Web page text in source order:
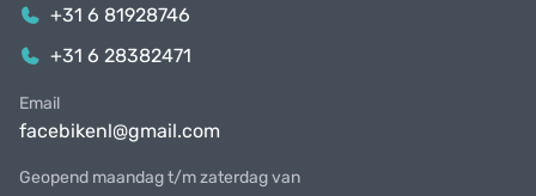
+31 6 81928746
+31 6 28382471
Email
facebikenl@gmail.com
Geopend maandag t/m zaterdag van